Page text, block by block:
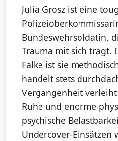
Julia Grosz ist eine
Bundeswehrsoldatin,
Trauma mit sich trägt.
Falke ist sie
handelt stets
Vergangenheit
Ruhe und enorme
psychische
Undercover-Einsätzen